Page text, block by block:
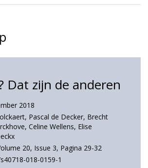
Dat zijn de anderen
2018
, Pascal de Decker, Brecht
, Celine Wellens, Elise
20, Issue 3, Pagina 29-32
018-0159-1